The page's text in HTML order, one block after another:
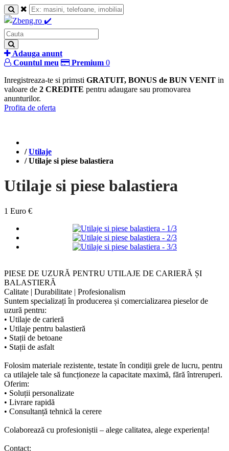
Adauga anunt
Countul meu
Premium 0
Inregistreaza-te si primsti GRATUIT, BONUS de BUN VENIT in
valoare de 2 CREDITE pentru adaugare sau promovarea
anunturilor.
Profita de oferta
/ Utilaje
/ Utilaje si piese balastiera
Utilaje si piese balastiera
1 Euro €
PIESE DE UZURĂ PENTRU UTILAJE DE CARIERĂ ȘI
BALASTIERĂ
Calitate | Durabilitate | Profesionalism
Suntem specializați în producerea și comercializarea pieselor de
uzură pentru:
• Utilaje de carieră
• Utilaje pentru balastieră
• Stații de betoane
• Stații de asfalt
Folosim materiale rezistente, testate în condiții grele de lucru, pentru
ca utilajele tale să funcționeze la capacitate maximă, fără întreruperi.
Oferim:
• Soluții personalizate
• Livrare rapidă
• Consultanță tehnică la cerere
Colaborează cu profesioniștii – alege calitatea, alege experiența!
Contact: